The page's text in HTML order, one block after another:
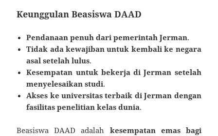
Keunggulan Beasiswa DAAD
Pendanaan penuh dari pemerintah Jerman.
Tidak ada kewajiban untuk kembali ke negara
asal setelah lulus.
Kesempatan untuk bekerja di Jerman setelah
menyelesaikan studi.
Akses ke universitas terbaik di Jerman dengan
fasilitas penelitian kelas dunia.
Beasiswa DAAD adalah kesempatan emas bagi